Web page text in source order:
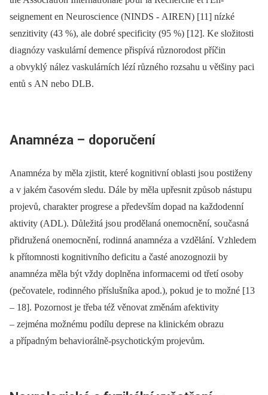
seignement en Ne urosci ence (NINDS -⁠ AIREN) [11] nízké
senzitivity (43 %), ale dobré specificity (95 %) [12]. Ke složitosti
di agnózy vaskulární demence přispívá různorodost příčin
a obvyklý nález vaskulárních lézí různého rozsahu u většiny paci
entů s AN nebo DLB.
Anamnéza – doporučení
Anamnéza by měla zjistit, které kognitivní oblasti jso u postiženy
a v jakém časovém sledu. Dále by měla upřesnit způsob nástupu
projevů, charakter progrese a především dopad na každodenní
aktivity (ADL). Důležitá jso u prodělaná onemocnění, so učasná
přidružená onemocnění, rodinná anamnéza a vzdělání. Vzhledem
k přítomnosti kognitivního deficitu a časté anozognozii by
anamnéza měla být vždy doplněna informacemi od třetí osoby
(pečovatele, rodinného příslušníka apod.), pokud je to možné [13
–⁠ 18]. Pozornost je třeba též věnovat změnám afektivity
–⁠ zejména možnému podílu deprese na klinickém obrazu
a případným behavi orálně‑psychotickým projevům.